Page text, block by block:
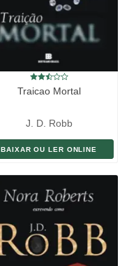
Traicao Mortal
J. D. Robb
BAIXAR OU LER ONLINE